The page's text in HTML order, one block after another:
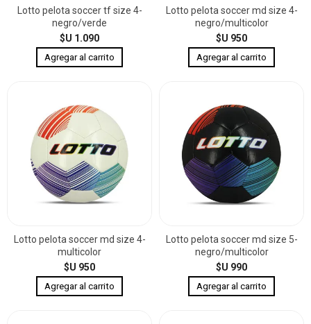
Lotto pelota soccer tf size 4-
negro/verde
$U 1.090
Lotto pelota soccer md size 4-
negro/multicolor
$U 950
Lotto pelota soccer md size 4-
multicolor
$U 950
Lotto pelota soccer md size 5-
negro/multicolor
$U 990